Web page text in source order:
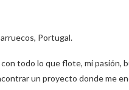
Portugal.
todo lo que flote, mi pasión,
un proyecto donde me